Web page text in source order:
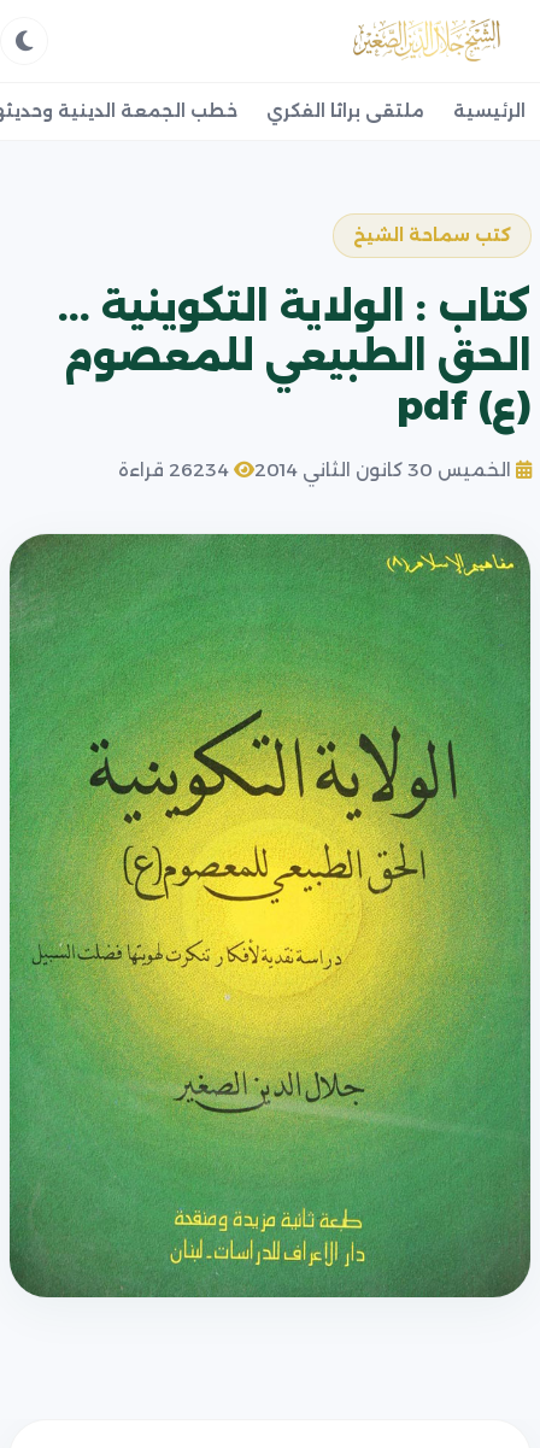
الرئيسية ملتقى براثا الفكري خطب الجمعة الدينية
كتب سماحة الشيخ
كتاب : الولاية التكوينية ...
الحق الطبيعي للمعصوم
(ع) pdf
الخميس 30 كانون الثاني 2014